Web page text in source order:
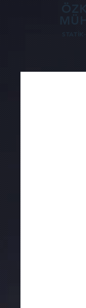
AW-16940215269